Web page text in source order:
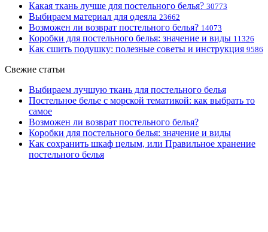
Какая ткань лучше для постельного белья? 30773
Выбираем материал для одеяла 23662
Возможен ли возврат постельного белья? 14073
Коробки для постельного белья: значение и виды 11326
Как сшить подушку: полезные советы и инструкция 9586
Свежие статьи
Выбираем лучшую ткань для постельного белья
Постельное белье с морской тематикой: как выбрать то
самое
Возможен ли возврат постельного белья?
Коробки для постельного белья: значение и виды
Как сохранить шкаф целым, или Правильное хранение
постельного белья